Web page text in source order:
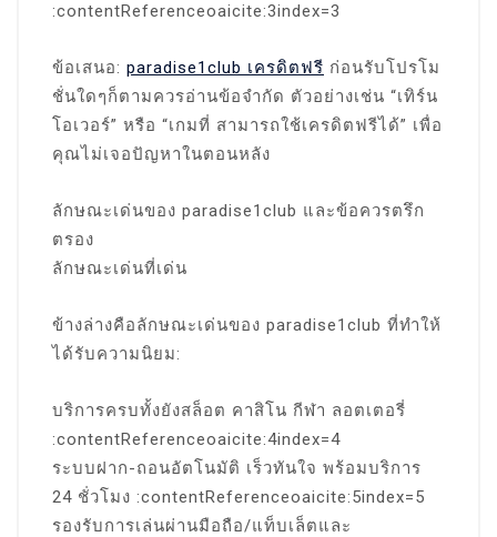
:contentReferenceoaicite:3index=3
ข้อเสนอ: paradise1club เครดิตฟรี ก่อนรับโปรโม
ชั่นใดๆก็ตามควรอ่านข้อจำกัด ตัวอย่างเช่น “เทิร์น
โอเวอร์” หรือ “เกมที่ สามารถใช้เครดิตฟรีได้” เพื่อ
คุณไม่เจอปัญหาในตอนหลัง
ลักษณะเด่นของ paradise1club และข้อควรตรึก
ตรอง
ลักษณะเด่นที่เด่น
ข้างล่างคือลักษณะเด่นของ paradise1club ที่ทำให้
ได้รับความนิยม:
บริการครบทั้งยังสล็อต คาสิโน กีฬา ลอตเตอรี่
:contentReferenceoaicite:4index=4
ระบบฝาก-ถอนอัตโนมัติ เร็วทันใจ พร้อมบริการ
24 ชั่วโมง :contentReferenceoaicite:5index=5
รองรับการเล่นผ่านมือถือ/แท็บเล็ตและ